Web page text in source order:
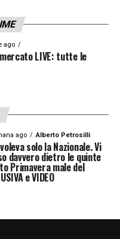
ago
LIVE: tutte le
ago Alberto Petrosilli
solo la Nazionale. Vi
davvero dietro le quinte
Primavera male del
e VIDEO